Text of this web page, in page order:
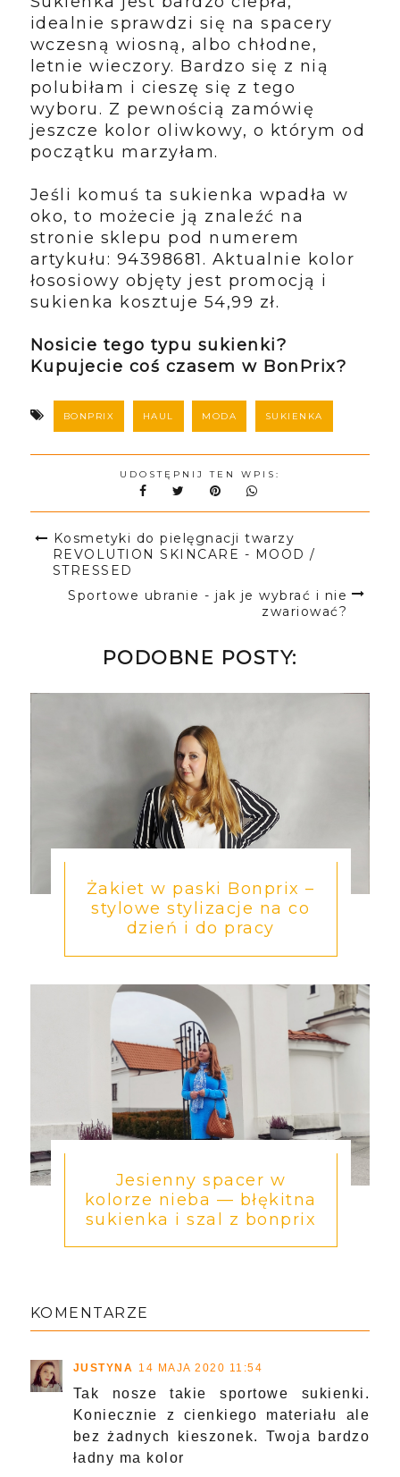
idealnie sprawdzi się na spacery
wczesną wiosną, albo chłodne,
letnie wieczory. Bardzo się z nią
polubiłam i cieszę się z tego
wyboru. Z pewnością zamówię
jeszcze kolor oliwkowy, o którym od
początku marzyłam.
Jeśli komuś ta sukienka wpadła w
oko, to możecie ją znaleźć na
stronie sklepu pod numerem
artykułu: 94398681. Aktualnie kolor
łososiowy objęty jest promocją i
sukienka kosztuje 54,99 zł.
Nosicie tego typu sukienki?
Kupujecie coś czasem w BonPrix?
BONPRIX HAUL MODA SUKIENKA
UDOSTĘPNIJ TEN WPIS:
Kosmetyki do pielęgnacji twarzy
REVOLUTION SKINCARE - MOOD /
STRESSED
Sportowe ubranie - jak je wybrać i nie
zwariować?
PODOBNE POSTY:
Żakiet w paski Bonprix –
stylowe stylizacje na co
dzień i do pracy
Jesienny spacer w
kolorze nieba — błękitna
sukienka i szal z bonprix
KOMENTARZE
JUSTYNA 14 MAJA 2020 11:54
Tak nosze takie sportowe sukienki.
Koniecznie z cienkiego materiału ale
bez żadnych kieszonek. Twoja bardzo
ładny ma kolor